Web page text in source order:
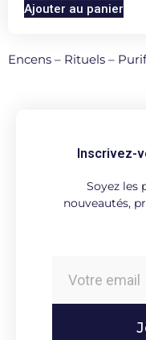
Ajouter au panier
Encens – Rituels –
Inscrivez-
Soyez les
nouveautés,